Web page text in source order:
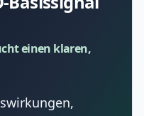
einen klaren,